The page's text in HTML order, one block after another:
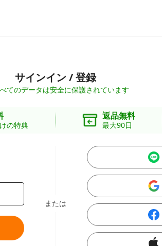
サインイン / 登録
てのデータは安全に保護されています
の特典
返品無料
最大90日
または